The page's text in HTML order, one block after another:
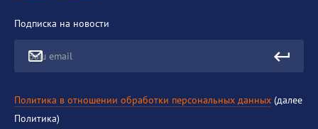
Подписка на новости
Ваш email
Политика в отношении обработки персональных данных (далее
Политика)